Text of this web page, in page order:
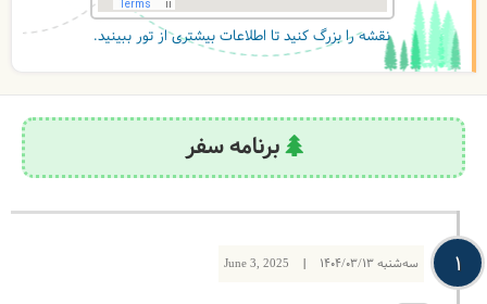
نقشه را بزرگ کنید تا اطلاعات بیشتری از تور ببینید.
برنامه سفر
1 سه‌شنبه June 3, 2025 | 1404/03/13